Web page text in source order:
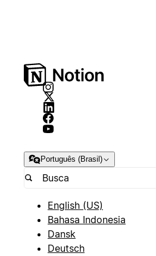
Português (Brasil)
English (US)
Bahasa Indonesia
Dansk
Deutsch